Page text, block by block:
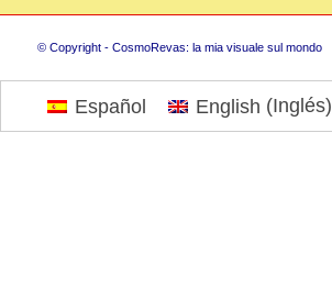
© Copyright - CosmoRevas: la mia visuale sul mondo
Español English (Inglés)